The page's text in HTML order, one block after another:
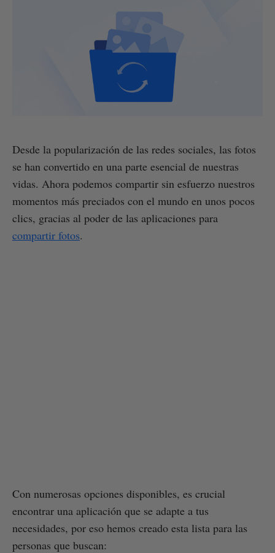
Desde la popularización de las redes sociales, las fotos
se han convertido en una parte esencial de nuestras
vidas. Ahora podemos compartir sin esfuerzo nuestros
momentos más preciados con el mundo en unos pocos
clics, gracias al poder de las aplicaciones para
compartir fotos.
Con numerosas opciones disponibles, es crucial
encontrar una aplicación que se adapte a tus
necesidades, por eso hemos creado esta lista para las
personas que buscan: